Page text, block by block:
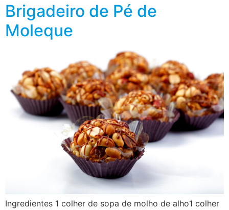
Brigadeiro de Pé de
Moleque
Ingredientes 1 colher de sopa de molho de alho1 colher